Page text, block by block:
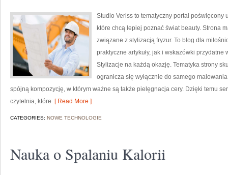
Studio Veriss to tematyczny portal poświęcony
które chcą lepiej poznać świat beauty. Strona
związane z stylizacją fryzur. To blog dla
praktyczne artykuły, jak i wskazówki
Stylizacje na każdą okazję. Tematyka strony
ogranicza się wyłącznie do samego
spójną kompozycję, w którym ważne są także pielęgnacja cery. Dzięki temu
czytelnia, które [ Read More ]
CATEGORIES: NOWE TECHNOLOGIE
Nauka o Spalaniu Kalorii